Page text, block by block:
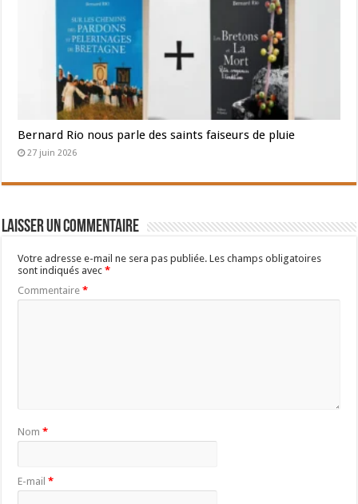
Bernard Rio nous parle des saints faiseurs de pluie
27 juin 2026
Laisser un commentaire
Votre adresse e-mail ne sera pas publiée. Les champs obligatoires
sont indiqués avec*
Commentaire*
Nom*
E-mail*